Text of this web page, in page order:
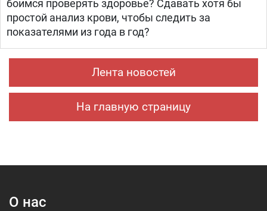
боимся проверять здоровье? Сдавать хотя бы
простой анализ крови, чтобы следить за
показателями из года в год?
Лента новостей
На главную страницу
О нас